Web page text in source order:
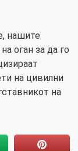
нашите
оган за да го
на цивилни
на